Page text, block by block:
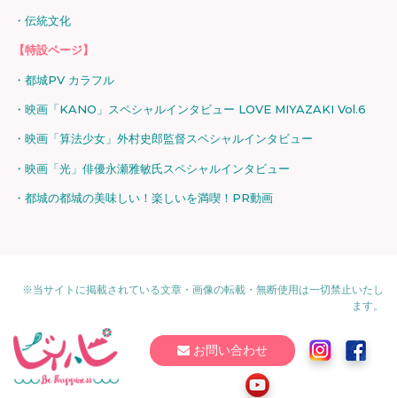
伝統文化
【特設ページ】
都城PV カラフル
映画「KANO」スペシャルインタビュー LOVE MIYAZAKI Vol.6
映画「算法少女」外村史郎監督スペシャルインタビュー
映画「光」俳優永瀬雅敏氏スペシャルインタビュー
都城の都城の美味しい！楽しいを満喫！PR動画
※当サイトに掲載されている文章・画像の転載・無断使用は一切禁止いたし
ます。
お問い合わせ